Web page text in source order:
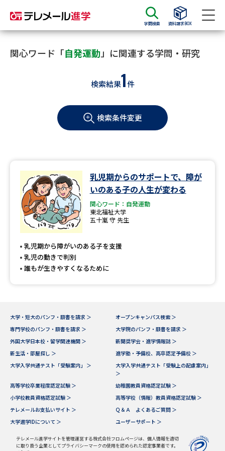
学問検索 資料請求BOX
資料請求 資料検索
大学・短大の資料種類から請求
学部・学科パンフ
過去問題集
大学・短大以外の資料から請求
専門学校の資料請求 大学院の資料請求
留学・進学関連、塾・予備校
大学入学共通テスト「受験案
高等学校（情報）教員資格認定
試験
大学で学べる内容や特徴を調べる
新増設大学・学部・学科特集
国際・グローバルに強い大学特
集
関心ワード「自発運動」に関連する学問・研究
検索結果1件
検索条件変更
乳児期からのサポートで、障が
いのある子の人生が変わる
関心ワード：自発運動
東北福祉大学
五十嵐 守 先生
乳児期から障がいのある子を支援
乳児の動きで判別
誰もが生きやすくなるために
大学・短大のパンフ・願書を請求 ＞
オープンキャンパス検索 ＞
専門学校のパンフ・願書を請求 ＞
大学院のパンフ・願書を請求 ＞
外国大学日本校・留学関連機関 ＞
新聞奨学会・進学情報誌 ＞
新生活・部屋探し ＞
進学塾・予備校、高卒認定予備校 ＞
大学入学共通テスト「受験案内」 ＞
大学入学共通テスト「受験上の配慮案内」
＞
高等学校卒業程度認定試験 ＞
幼稚園教員資格認定試験 ＞
小学校教員資格認定試験 ＞
高等学校（情報）教員資格認定試験 ＞
テレメールお支払いサイト ＞
Ｑ＆Ａ よくあるご質問 ＞
大学進学IDについて ＞
ユーザーサポート ＞
テレメール進学サイトを管理運営する株式会社フロムページは、個人情報を適切
に取り扱う企業としてプライバシーマークの使用を認められた認定事業者です。